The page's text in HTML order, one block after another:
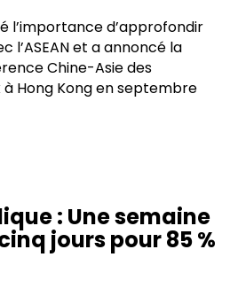
l’importance d’approfondir
l’ASEAN et a annoncé la
Chine-Asie des
Hong Kong en septembre
: Une semaine
jours pour 85 %